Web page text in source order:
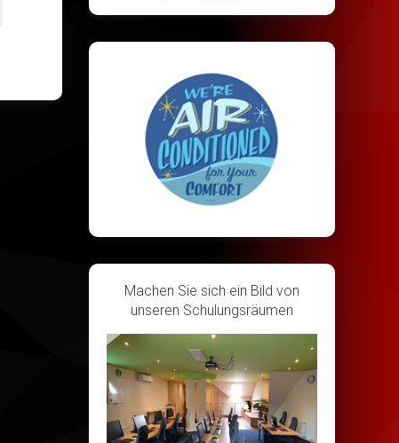
Machen Sie sich ein Bild von
unseren Schulungsräumen